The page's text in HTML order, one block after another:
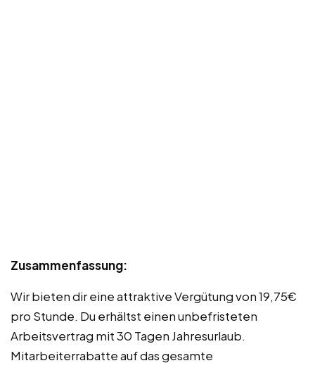
Zusammenfassung:
Wir bieten dir eine attraktive Vergütung von 19,75€
pro Stunde. Du erhältst einen unbefristeten
Arbeitsvertrag mit 30 Tagen Jahresurlaub.
Mitarbeiterrabatte auf das gesamte